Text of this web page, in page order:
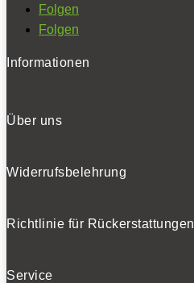
Folgen
Folgen
Informationen
Über uns
Widerrufsbelehrung
Richtlinie für Rückerstattungen
Service